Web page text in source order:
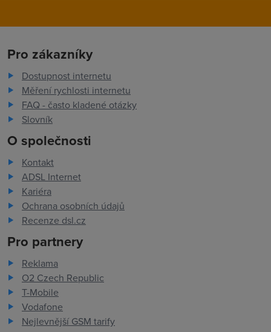
Pro zákazníky
Dostupnost internetu
Měření rychlosti internetu
FAQ - často kladené otázky
Slovník
O společnosti
Kontakt
ADSL Internet
Kariéra
Ochrana osobních údajů
Recenze dsl.cz
Pro partnery
Reklama
O2 Czech Republic
T-Mobile
Vodafone
Nejlevnější GSM tarify